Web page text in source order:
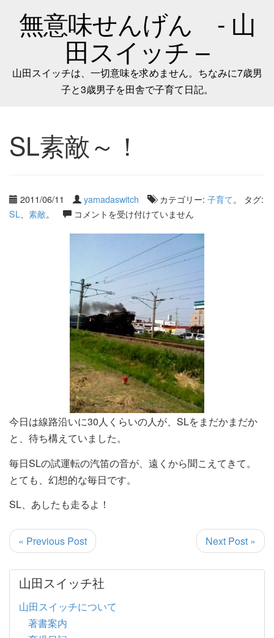
無意味せんげん - 山
田スイッチ –
山田スイッチは、一切意味を求めません。ちなみに7歳男
子と3歳男子を田舎で子育て日記。
SL素敵～！
2011/06/11 yamadaswitch カテゴリー: 子育て。 タグ:
SL
素敵。 コメントを受け付けていません
今日は線路沿いに30人くらいの人が、SLをまだかまだか
と、待ち構えていました。
毎日SLの試運転の汽笛の音が、遠くから聞こえてきて。
とても、幻想的な毎日です。
SL、あしたも走るよ！
« Previous Post Next Post »
山田スイッチ社
山田スイッチについて
著書案内